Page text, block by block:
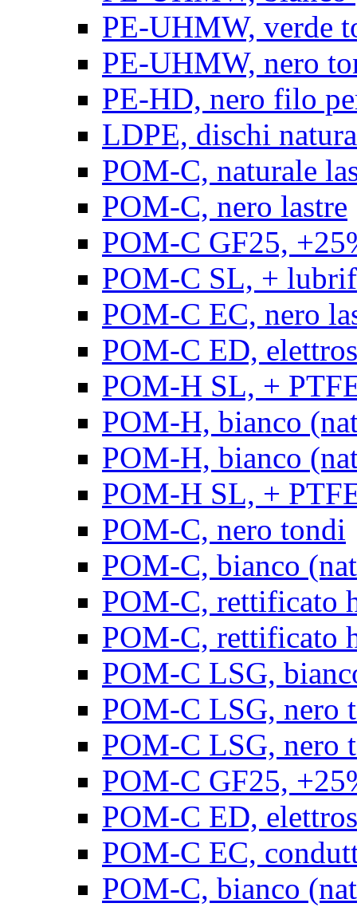
PE-UHMW, verde
PE-UHMW, nero
PE-HD, nero filo
LDPE, dischi
POM-C, naturale
POM-C, nero lastre
POM-C GF25,
POM-C SL, +
POM-C EC, nero
POM-C ED,
POM-H SL, +
POM-H, bianco
POM-H, bianco
POM-H SL, +
POM-C, nero tondi
POM-C, bianco
POM-C, rettificato
POM-C, rettificato
POM-C LSG,
POM-C LSG, nero
POM-C LSG, nero
POM-C GF25,
POM-C ED,
POM-C EC,
POM-C, bianco